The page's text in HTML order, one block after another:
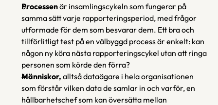
Processen är insamlingscykeln som fungerar på
samma sätt varje rapporteringsperiod, med frågor
utformade för dem som besvarar dem. Ett bra och
tillförlitligt test på en välbyggd process är enkelt: kan
någon ny köra nästa rapporteringscykel utan att ringa
personen som körde den förra?
Människor, alltså dataägare i hela organisationen
som förstår vilken data de samlar in och varför, en
hållbarhetschef som kan översätta mellan